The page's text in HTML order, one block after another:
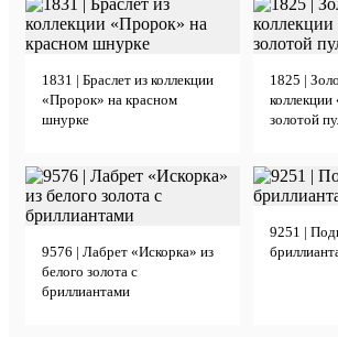
1831 | Браслет из коллекции
«Пророк» на красном
шнурке
1825 |
золотой
9576 | Лабрет «Искорка» из
белого золота с
бриллиантами
9251 |